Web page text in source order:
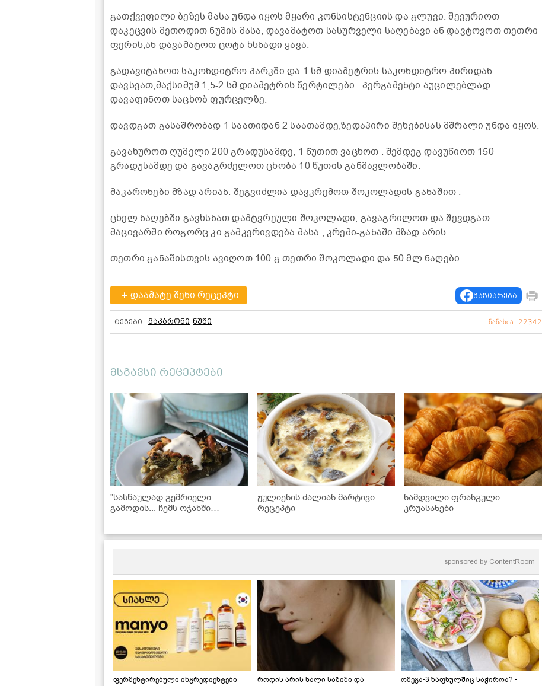
გათქვეფილი ბეზეს მასა უნდა იყოს მყარი კონსისტენციის და გლუვი. შევურიოთ
დაკეცვის მეთოდით ნუშის მასა, დავამატოთ სასურველი საღებავი ან დავტოვოთ თეთრი
ფერის,ან დავამატოთ ცოტა ხსნადი ყავა.
გადავიტანოთ საკონდიტრო პარკში და 1 სმ.დიამეტრის საკონდიტრო პირიდან
დავსვათ,მაქსიმუმ 1,5-2 სმ.დიამეტრის წერტილები . პერგამენტი აუცილებლად
დავაფინოთ საცხობ ფურცელზე.
დავდგათ გასაშრობად 1 საათიდან 2 საათამდე,ზედაპირი შეხებისას მშრალი უნდა იყოს.
გავახუროთ ღუმელი 200 გრადუსამდე, 1 წუთით ვაცხოთ . შემდეგ დავუწიოთ 150
გრადუსამდე და გავაგრძელოთ ცხობა 10 წუთის განმავლობაში.
მაკარონები მზად არიან. შეგვიძლია დავკრემოთ შოკოლადის განაშით .
ცხელ ნაღებში გავხსნათ დამტვრეული შოკოლადი, გავაგრილოთ და შევდგათ
მაცივარში.როგორც კი გამკვრივდება მასა , კრემი-განაში მზად არის.
თეთრი განაშისთვის ავიღოთ 100 გ თეთრი შოკოლადი და 50 მლ ნაღები
დაამატე შენი რეცეპტი გაზიარება
ტეგები: მაკარონი ნუში ნანახია: 22342
მსგავსი რეცეპტები
"სასწაულად გემრიელი
გამოდის... ჩემს ოჯახში
ჟულიენის ძალიან მარტივი
რეცეპტი
ნამდვილი ფრანგული
კრუასანები
sponsored by ContentRoom
ფერმენტირებული ინგრედიენტები
როდის არის ხალი საშიში და
ომეგა-3 ზაფხულშიც საჭიროა? -